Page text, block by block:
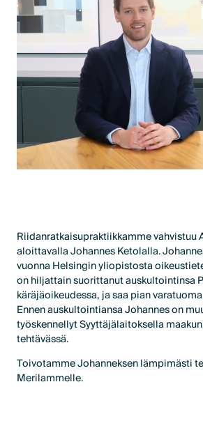
Riidanratkaisupraktiikkamme
aloittavalla Johannes Ketolalla.
vuonna Helsingin yliopistosta
on hiljattain suorittanut auskultointinsa
käräjäoikeudessa, ja saa pian
Ennen auskultointiansa Johannes on
työskennellyt Syyttäjälaitoksella
tehtävässä.
Toivotamme Johanneksen lämpimästi
Merilammelle.